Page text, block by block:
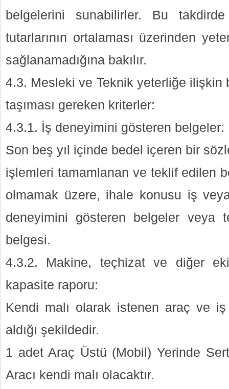
belgelerini sunabilirler. Bu
tutarlarının ortalaması üzerinden
sağlanamadığına bakılır.
4.3. Mesleki ve Teknik yeterliğe ilişkin
taşıması gereken kriterler:
4.3.1. İş deneyimini gösteren belgeler:
Son beş yıl içinde bedel içeren bir
işlemleri tamamlanan ve teklif edilen
olmamak üzere, ihale konusu iş
deneyimini gösteren belgeler veya
belgesi.
4.3.2. Makine, teçhizat ve diğer
kapasite raporu:
Kendi malı olarak istenen araç ve
aldığı şekildedir.
1 adet Araç Üstü (Mobil) Yerinde
Aracı kendi malı olacaktır.